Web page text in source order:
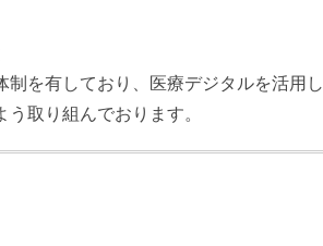
を有しており、医療デジタルを活用し
取り組んでおります。